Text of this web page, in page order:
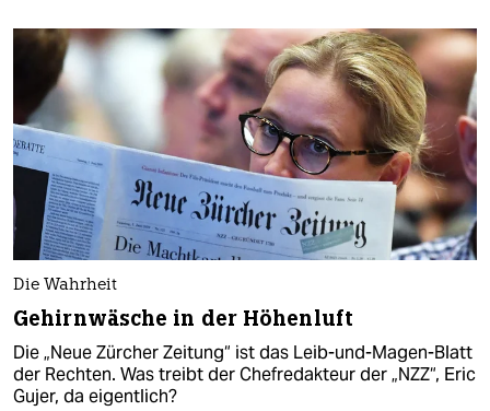
Die Wahrheit
Gehirnwäsche in der Höhenluft
Die „Neue Zürcher Zeitung“ ist das Leib-und-Magen-Blatt
der Rechten. Was treibt der Chefredakteur der „NZZ“, Eric
Gujer, da eigentlich?